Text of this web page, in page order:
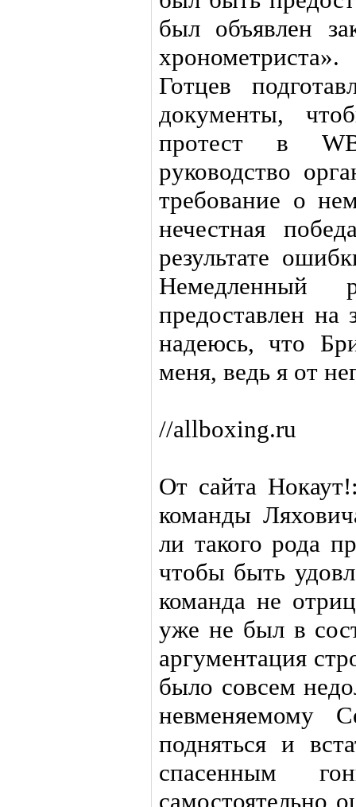
был объявлен
Готцев
документы,
протест в
руководство
требование о
нечестная
результате
Немедленный
предоставлен на
надеюсь, что
меня, ведь я от
//allboxing.ru
От сайта
команды
ли такого рода
чтобы быть
команда не
уже не был в
аргументация
было совсем
невменяемому
подняться и
спасенным
самостоятельно